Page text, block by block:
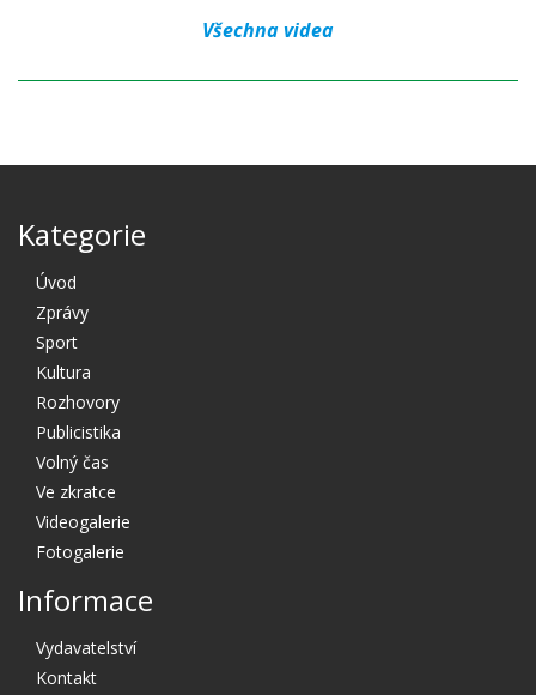
Všechna videa
Kategorie
Úvod
Zprávy
Sport
Kultura
Rozhovory
Publicistika
Volný čas
Ve zkratce
Videogalerie
Fotogalerie
Informace
Vydavatelství
Kontakt